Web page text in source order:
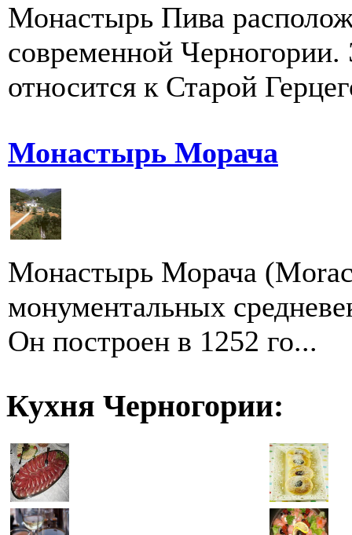
Монастырь Пива
современной Черногории.
относится к Старой
Монастырь Морача
Монастырь Морача
монументальных
Он построен в 1252 го...
Кухня Черногории: